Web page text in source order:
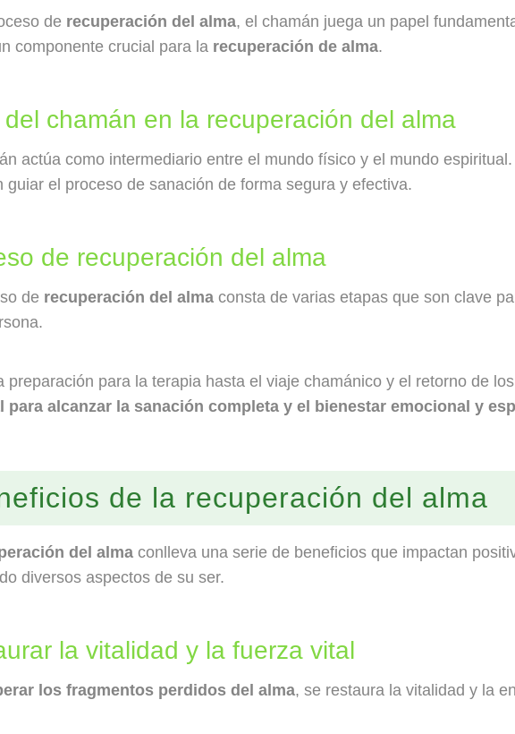
de recuperación del alma, el chamán juega un papel
componente crucial para la recuperación de alma.
del chamán en la recuperación del alma
actúa como intermediario entre el mundo físico y el mundo
guiar el proceso de sanación de forma segura y efectiva.
de recuperación del alma
de recuperación del alma consta de varias etapas que son clave
preparación para la terapia hasta el viaje chamánico y el retorno de
para alcanzar la sanación completa y el bienestar emocional y
de la recuperación del alma
del alma conlleva una serie de beneficios que impactan
diversos aspectos de su ser.
la vitalidad y la fuerza vital
los fragmentos perdidos del alma, se restaura la vitalidad y la